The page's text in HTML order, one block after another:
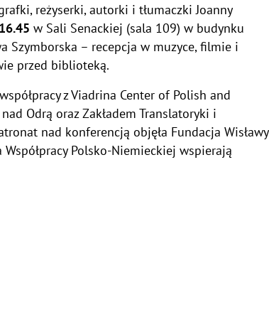
reżyserki, autorki i tłumaczki Joanny
w Sali Senackiej (sala 109) w budynku
Szymborska – recepcja w muzyce, filmie i
przed biblioteką.
z Viadrina Center of Polish and
Odrą oraz Zakładem Translatoryki i
nad konferencją objęła Fundacja Wisławy
Polsko-Niemieckiej wspierają